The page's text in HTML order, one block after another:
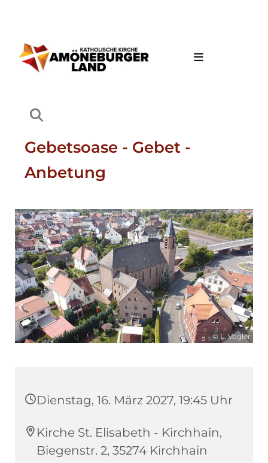
Gebetsoase - Gebet -
Anbetung
© L. Vogler
Dienstag, 16. März 2027, 19:45 Uhr
Kirche St. Elisabeth - Kirchhain,
Biegenstr. 2, 35274 Kirchhain